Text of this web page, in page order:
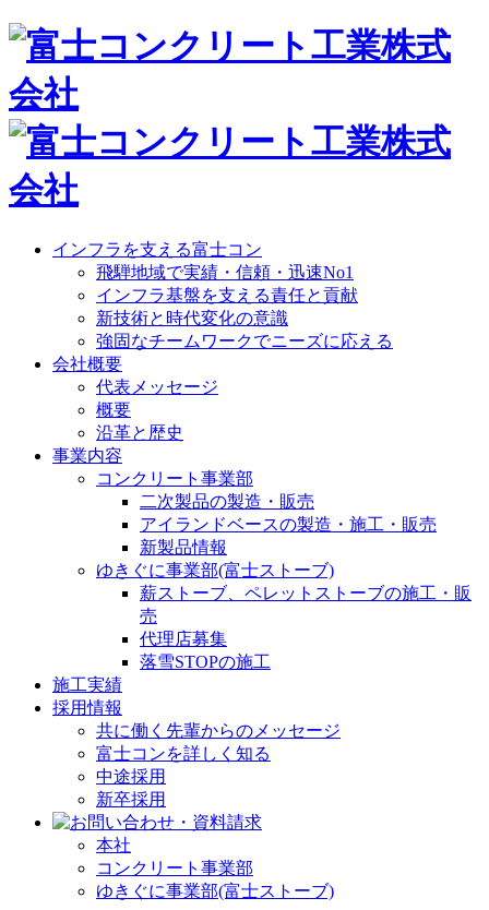
インフラを支える富士コン
飛騨地域で実績・信頼・迅速No1
インフラ基盤を支える責任と貢献
新技術と時代変化の意識
強固なチームワークでニーズに応える
会社概要
代表メッセージ
概要
沿革と歴史
事業内容
コンクリート事業部
二次製品の製造・販売
アイランドベースの製造・施工・販売
新製品情報
ゆきぐに事業部(富士ストーブ)
薪ストーブ、ペレットストーブの施工・販
売
代理店募集
落雪STOPの施工
施工実績
採用情報
共に働く先輩からのメッセージ
富士コンを詳しく知る
中途採用
新卒採用
本社
コンクリート事業部
ゆきぐに事業部(富士ストーブ)